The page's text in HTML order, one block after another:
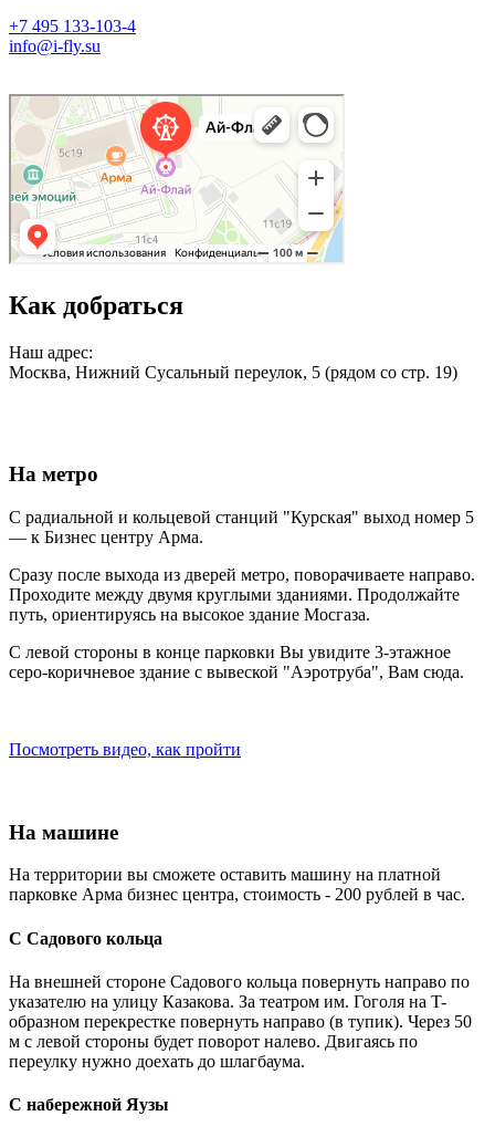
+7 495 133-103-4
info@i-fly.su
Как добраться
Наш адрес:
Москва, Нижний Сусальный переулок, 5 (рядом со стр. 19)
На метро
С радиальной и кольцевой станций "Курская" выход номер 5
— к Бизнес центру Арма.
Сразу после выхода из дверей метро, поворачиваете направо.
Проходите между двумя круглыми зданиями. Продолжайте
путь, ориентируясь на высокое здание Мосгаза.
С левой стороны в конце парковки Вы увидите 3-этажное
серо-коричневое здание с вывеской "Аэротруба", Вам сюда.
Посмотреть видео, как пройти
На машине
На территории вы сможете оставить машину на платной
парковке Арма бизнес центра, стоимость - 200 рублей в час.
С Садового кольца
На внешней стороне Садового кольца повернуть направо по
указателю на улицу Казакова. За театром им. Гоголя на T-
образном перекрестке повернуть направо (в тупик). Через 50
м с левой стороны будет поворот налево. Двигаясь по
переулку нужно доехать до шлагбаума.
С набережной Яузы